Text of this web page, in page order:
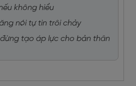
không hiểu
nói tự tin trôi chảy
tạo áp lực cho bản thân